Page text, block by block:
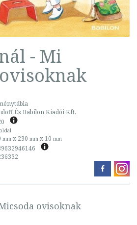
- Mi
És Babilon Kiadói Kft.
oldal
mm x 230 mm x 10 mm
ovisoknak